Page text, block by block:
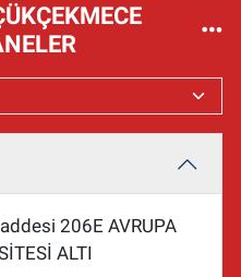
206E AVRUPA
ALTI